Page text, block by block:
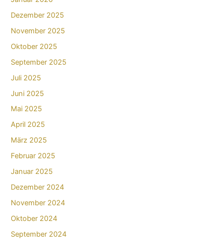
Dezember 2025
November 2025
Oktober 2025
September 2025
Juli 2025
Juni 2025
Mai 2025
April 2025
März 2025
Februar 2025
Januar 2025
Dezember 2024
November 2024
Oktober 2024
September 2024